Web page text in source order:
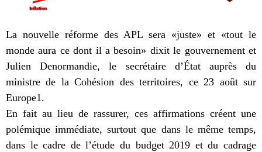
La nouvelle réforme des APL sera «juste» et «tout le
monde aura ce dont il a besoin» dixit le gouvernement et
Julien Denormandie, le secrétaire d’État auprès du
ministre de la Cohésion des territoires, ce 23 août sur
Europe1.
En fait au lieu de rassurer, ces affirmations créent une
polémique immédiate, surtout que dans le même temps,
dans le cadre de l’étude du budget 2019 et du cadrage